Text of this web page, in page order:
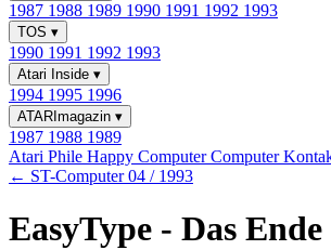
1987 1988 1989 1990 1991 1992 1993
TOS ▾
1990 1991 1992 1993
Atari Inside ▾
1994 1995 1996
ATARImagazin ▾
1987 1988 1989
Atari Phile Happy ComputerComputer
← ST-Computer 04 / 1993
EasyType - Das